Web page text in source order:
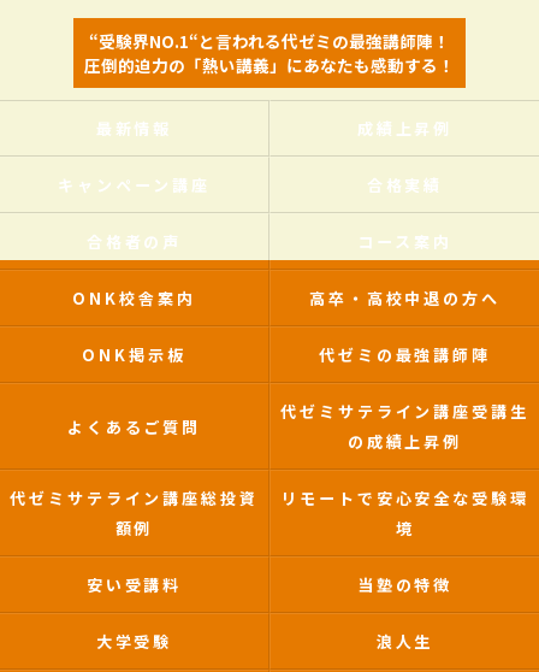
“受験界NO.1“と言われる代ゼミの最強講師陣！
圧倒的迫力の「熱い講義」にあなたも感動する！
最新情報 成績上昇例
キャンペーン講座 合格実績
合格者の声 コース案内
ONK校舎案内 高卒・高校中退の方へ
ONK掲示板 代ゼミの最強講師陣
よくあるご質問
代ゼミサテライン講座受講生
の成績上昇例
代ゼミサテライン講座総投資
額例
リモートで安心安全な受験環
境
安い受講料 当塾の特徴
大学受験 浪人生